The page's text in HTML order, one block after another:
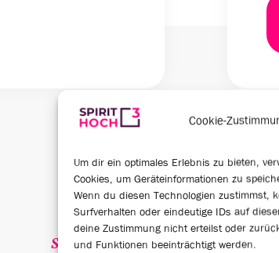
Cookie-
Um dir ein optimales Erlebnis zu bieten,
Cookies, um Geräteinformationen zu
Wenn du diesen Technologien zustimmst,
Surfverhalten oder eindeutige IDs auf
deine Zustimmung nicht erteilst oder
und Funktionen beeinträchtigt werden.
SPEAKER
0